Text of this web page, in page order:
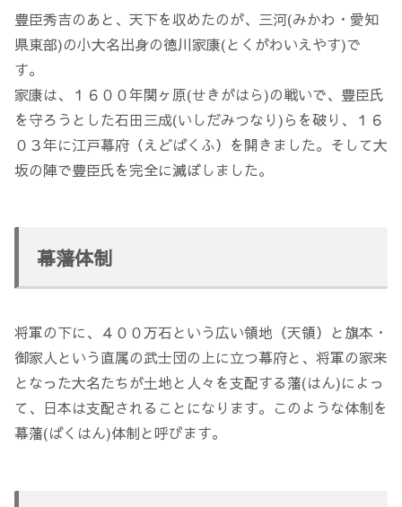
豊臣秀吉のあと、天下を収めたのが、三河(みかわ・愛知
県東部)の小大名出身の徳川家康(とくがわいえやす)で
す。
家康は、１６００年関ヶ原(せきがはら)の戦いで、豊臣氏
を守ろうとした石田三成(いしだみつなり)らを破り、１６
０３年に江戸幕府（えどばくふ）を開きました。そして大
坂の陣で豊臣氏を完全に滅ぼしました。
幕藩体制
将軍の下に、４００万石という広い領地（天領）と旗本・
御家人という直属の武士団の上に立つ幕府と、将軍の家来
となった大名たちが土地と人々を支配する藩(はん)によっ
て、日本は支配されることになります。このような体制を
幕藩(ばくはん)体制と呼びます。